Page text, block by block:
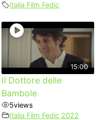
Italia Film Fedic
15:00
Il Dottore delle
Bambole
5views
Italia Film Fedic 2022